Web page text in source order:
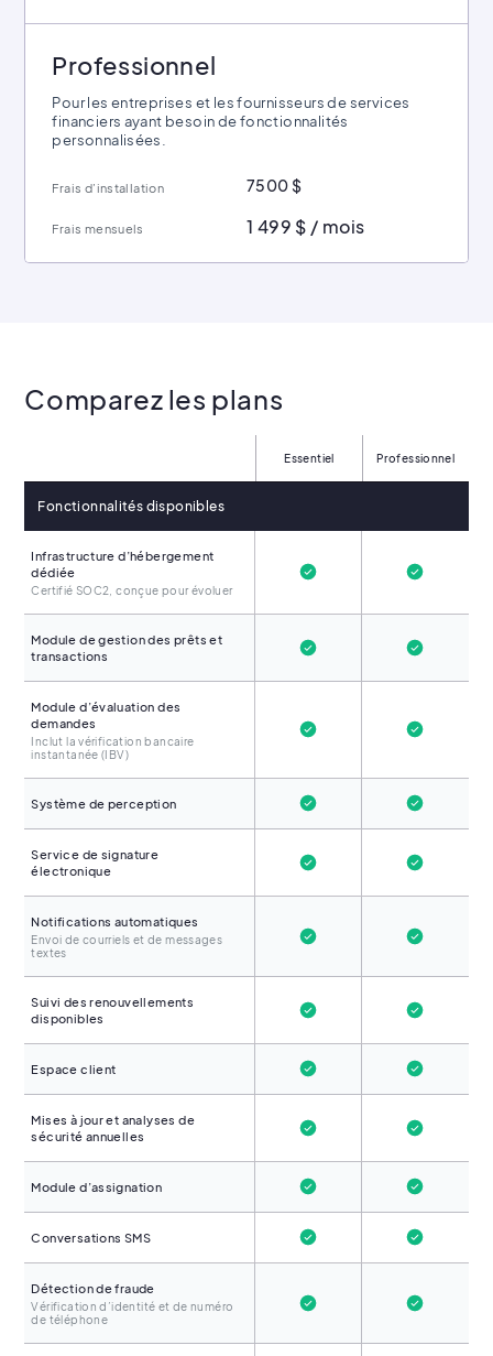
Professionnel
Pour les entreprises et les fournisseurs de services
financiers ayant besoin de fonctionnalités
personnalisées.
Frais d’installation 7500 $
Frais mensuels 1 499 $ / mois
Comparez les plans
Essentiel Professionnel
Fonctionnalités disponibles
Infrastructure d’hébergement
dédiée
Certifié SOC2, conçue pour évoluer
Module de gestion des prêts et
transactions
Module d’évaluation des
demandes
Inclut la vérification bancaire
instantanée (IBV)
Système de perception
Service de signature
électronique
Notifications automatiques
Envoi de courriels et de messages
textes
Suivi des renouvellements
disponibles
Espace client
Mises à jour et analyses de
sécurité annuelles
Module d’assignation
Conversations SMS
Détection de fraude
Vérification d’identité et de numéro
de téléphone